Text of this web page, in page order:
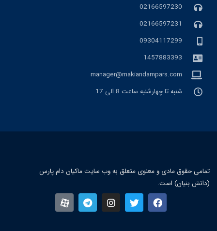
02166597230
02166597231
09304117299
1457883393
manager@makiandampars.com
شنبه تا چهارشنبه ساعت 8 الی 17
تمامی حقوق مادی و معنوی متعلق به وب سایت ماکیان دام پارس
(دانش بنیان) است.